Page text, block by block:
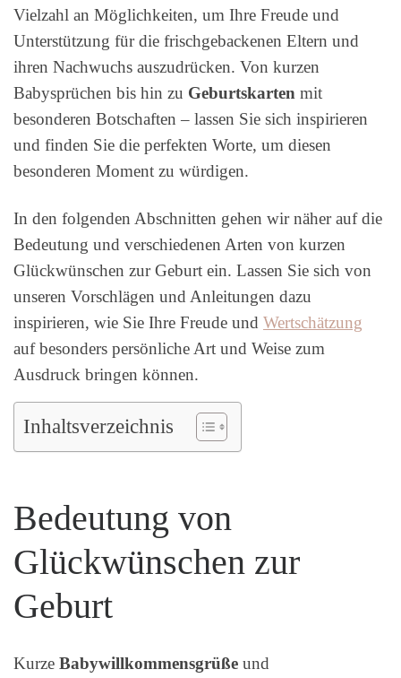
Vielzahl an Möglichkeiten, um Ihre Freude und
Unterstützung für die frischgebackenen Eltern und
ihren Nachwuchs auszudrücken. Von kurzen
Babysprüchen bis hin zu Geburtskarten mit
besonderen Botschaften – lassen Sie sich inspirieren
und finden Sie die perfekten Worte, um diesen
besonderen Moment zu würdigen.
In den folgenden Abschnitten gehen wir näher auf die
Bedeutung und verschiedenen Arten von kurzen
Glückwünschen zur Geburt ein. Lassen Sie sich von
unseren Vorschlägen und Anleitungen dazu
inspirieren, wie Sie Ihre Freude und Wertschätzung
auf besonders persönliche Art und Weise zum
Ausdruck bringen können.
Inhaltsverzeichnis
Bedeutung von
Glückwünschen zur
Geburt
Kurze Babywillkommensgrüße und